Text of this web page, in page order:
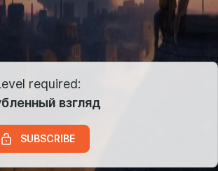
required:
взгляд
SUBSCRIBE